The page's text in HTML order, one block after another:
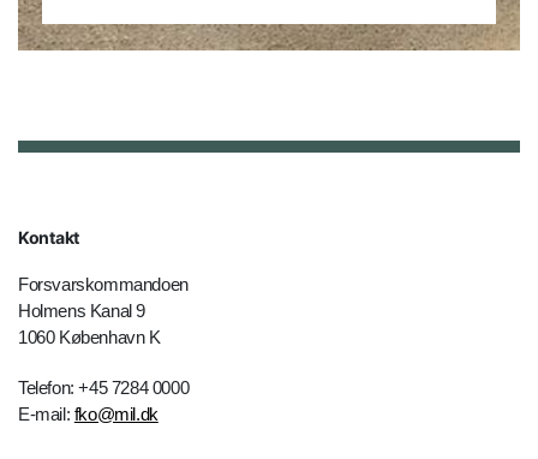
Kontakt
Forsvarskommandoen
Holmens Kanal 9
1060 København K
Telefon: +45 7284 0000
E-mail: fko@mil.dk